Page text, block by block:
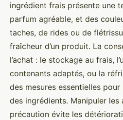
ingrédient frais présente une
parfum agréable, et des
taches, de rides ou de
fraîcheur d’un produit. La
l’achat : le stockage au frais,
contenants adaptés, ou la
des mesures essentielles
des ingrédients. Manipuler les
précaution évite les